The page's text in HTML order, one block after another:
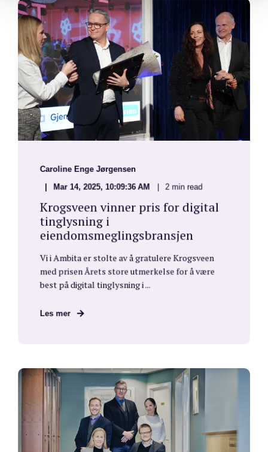
Caroline Enge Jørgensen
Mar 14, 2025, 10:09:36 AM 2 min read
Krogsveen vinner pris for digital
tinglysning i
eiendomsmeglingsbransjen
Vi i Ambita er stolte av å gratulere Krogsveen
med prisen Årets store utmerkelse for å være
best på digital tinglysning i ...
Les mer